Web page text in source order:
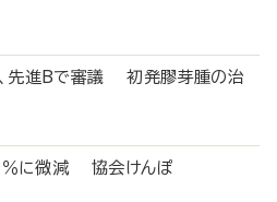
、先進Bで審議 初発膠芽腫の治
％に微減 協会けんぽ